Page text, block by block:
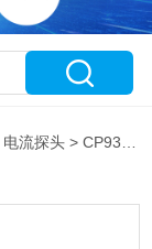
电流探头 > CP9300A知用柔性电流探头